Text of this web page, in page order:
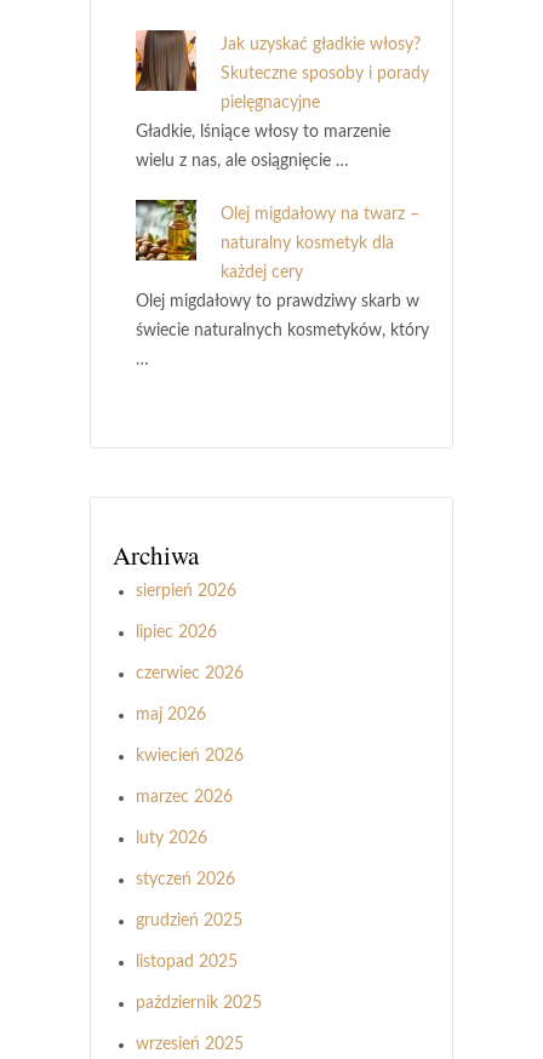
Jak uzyskać gładkie włosy?
Skuteczne sposoby i porady
pielęgnacyjne
Gładkie, lśniące włosy to marzenie
wielu z nas, ale osiągnięcie …
Olej migdałowy na twarz –
naturalny kosmetyk dla
każdej cery
Olej migdałowy to prawdziwy skarb w
świecie naturalnych kosmetyków, który
…
Archiwa
sierpień 2026
lipiec 2026
czerwiec 2026
maj 2026
kwiecień 2026
marzec 2026
luty 2026
styczeń 2026
grudzień 2025
listopad 2025
październik 2025
wrzesień 2025